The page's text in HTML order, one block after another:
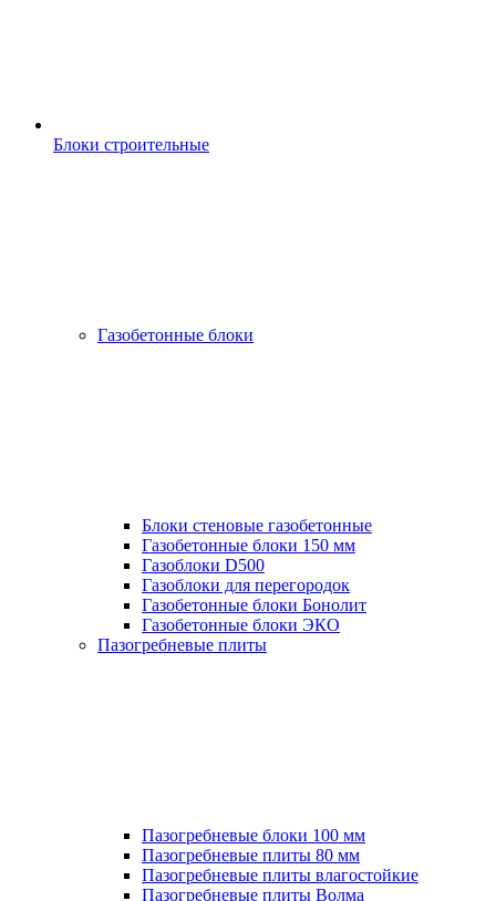
Блоки строительные
Газобетонные блоки
Блоки стеновые газобетонные
Газобетонные блоки 150 мм
Газоблоки D500
Газоблоки для перегородок
Газобетонные блоки Бонолит
Газобетонные блоки ЭКО
Пазогребневые плиты
Пазогребневые блоки 100 мм
Пазогребневые плиты 80 мм
Пазогребневые плиты влагостойкие
Пазогребневые плиты Волма